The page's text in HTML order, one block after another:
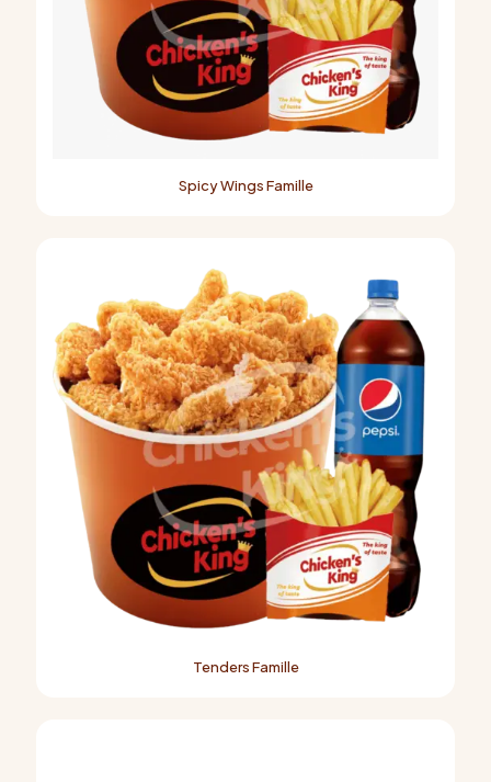
Spicy Wings Famille
Tenders Famille